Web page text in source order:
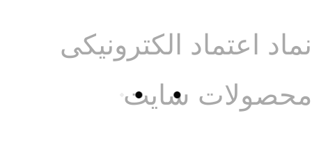
نماد اعتماد الکترونیکی
محصولات سایت